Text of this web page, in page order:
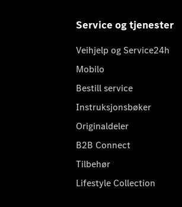
Service og tjenester
Veihjelp og Service24h
Mobilo
Bestill service
Instruksjonsbøker
Originaldeler
B2B Connect
Tilbehør
Lifestyle Collection